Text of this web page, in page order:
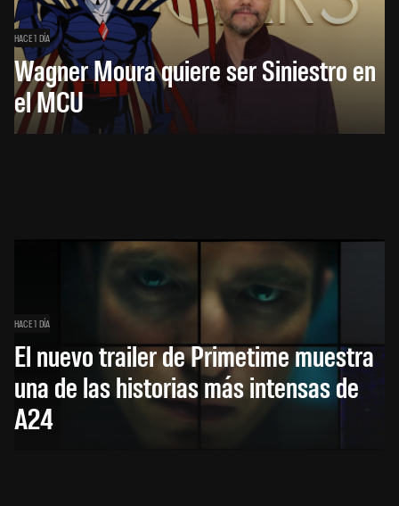
HACE 1 DÍA
Wagner Moura quiere ser Siniestro en
el MCU
HACE 1 DÍA
El nuevo trailer de Primetime muestra
una de las historias más intensas de
A24